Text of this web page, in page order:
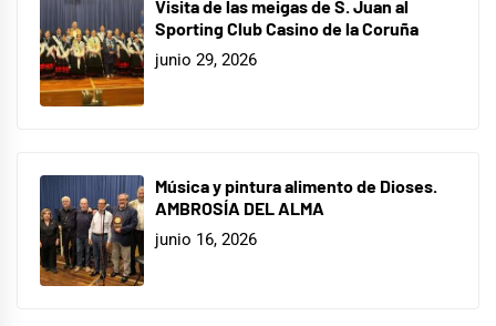
Visita de las meigas de S. Juan al
Sporting Club Casino de la Coruña
junio 29, 2026
Música y pintura alimento de Dioses.
AMBROSÍA DEL ALMA
junio 16, 2026